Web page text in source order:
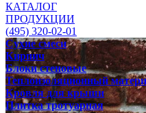
КАТАЛОГ
ПРОДУКЦИИ
(495) 320-02-01
Сухие смеси
Кирпич
Блоки стеновые
Теплоизоляционный
Кровля для крыши
Плитка тротуарная